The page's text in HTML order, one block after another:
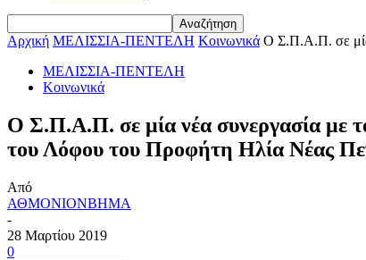
Αρχική ΜΕΛΙΣΣΙΑ-ΠΕΝΤΕΛΗ Κοινωνικά O Σ.Π.Α.Π. σε μία
ΜΕΛΙΣΣΙΑ-ΠΕΝΤΕΛΗ
Κοινωνικά
O Σ.Π.Α.Π. σε μία νέα συνεργασία με
του Λόφου του Προφήτη Ηλία Νέας
Από
ΑΘΜΟΝΙΟΝΒΗΜΑ
-
28 Μαρτίου 2019
0